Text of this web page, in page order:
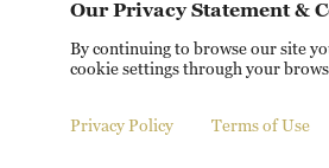
DOWNLOAD OUR APP
Our Privacy Statement &
By continuing to browse our site
cookie settings through your
Privacy Policy Terms of Use